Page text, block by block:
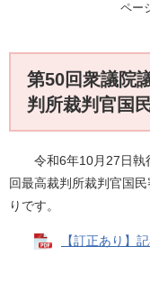
ペー
第50回衆議院
判所裁判官国
令和6年10月27日執
回最高裁判所裁判官国
りです。
【訂正あり】